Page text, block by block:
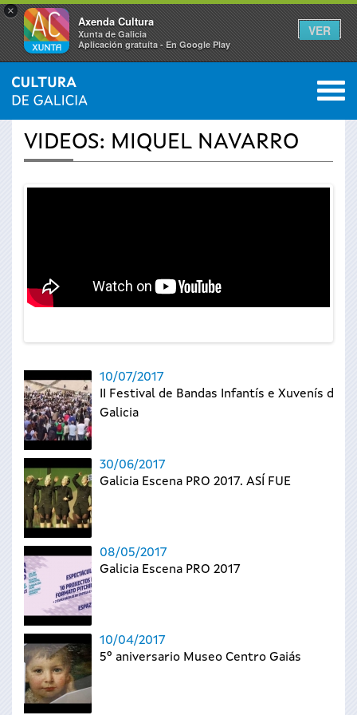
×
Axenda Cultura
Xunta de Galicia
Aplicación gratuíta - En Google Play
VER
Se
encuentra
INICIO › ACTUALIDAD 0
VIDEOS: MIQUEL NAVARRO
10/07/2017
II Festival de Bandas Infantís e Xuvenís de
Galicia
30/06/2017
Galicia Escena PRO 2017. ASÍ FUE
08/05/2017
Galicia Escena PRO 2017
10/04/2017
5º aniversario Museo Centro Gaiás